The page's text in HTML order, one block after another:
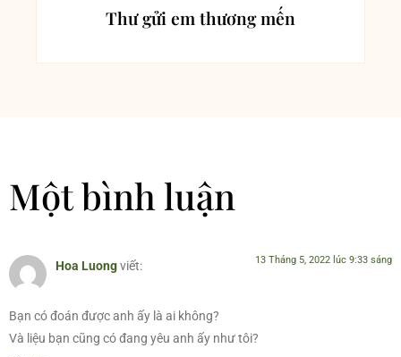
Thư gửi em thương mến
Một bình luận
Hoa Luongviết: 13 Tháng 5, 2022 lúc 9:33 sáng
Bạn có đoán được anh ấy là ai không?
Và liệu bạn cũng có đang yêu anh ấy như tôi?